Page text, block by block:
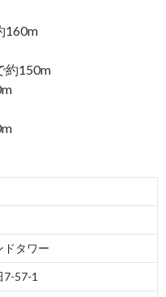
160m
約150m
ドタワー
7-57-1